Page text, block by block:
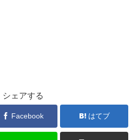
シェアする
Facebook はてブ